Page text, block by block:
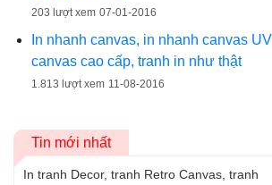
203 lượt xem 07-01-2016
In nhanh canvas, in nhanh canvas
canvas cao cấp, tranh in như thật
1.813 lượt xem 11-08-2016
Tin mới nhất
In tranh Decor, tranh Retro Canvas, tranh